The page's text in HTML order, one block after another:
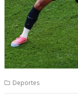
Deportes